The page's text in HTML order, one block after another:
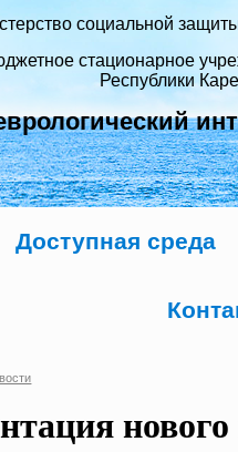
социальной
стационарное
Республики
Доступная среда